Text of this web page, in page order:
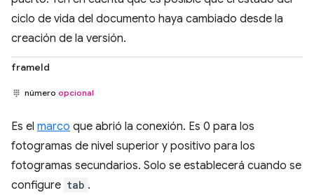
ciclo de vida del documento haya cambiado desde la
creación de la versión.
frameId
número opcional
Es el marco que abrió la conexión. Es 0 para los
fotogramas de nivel superior y positivo para los
fotogramas secundarios. Solo se establecerá cuando se
configure tab .